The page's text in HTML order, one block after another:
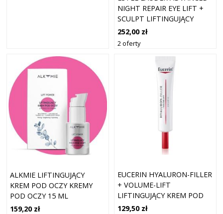
NIGHT REPAIR EYE LIFT +
SCULPT LIFTINGUJĄCY
KREM POD OCZY 15 ML
252,00 zł
2 oferty
ALKMIE LIFTINGUJĄCY
KREM POD OCZY KREMY
POD OCZY 15 ML
159,20 zł
EUCERIN HYALURON-FILLER
+ VOLUME-LIFT
LIFTINGUJĄCY KREM POD
OCZY SPF 15 15 ML
129,50 zł